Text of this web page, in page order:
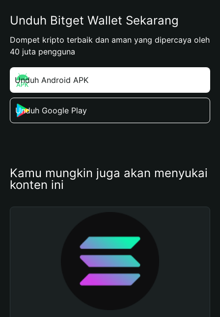
Unduh Bitget Wallet Sekarang
Dompet kripto terbaik dan aman yang dipercaya oleh
40 juta pengguna
Unduh Android APK
Unduh Google Play
Kamu mungkin juga akan menyukai
konten ini